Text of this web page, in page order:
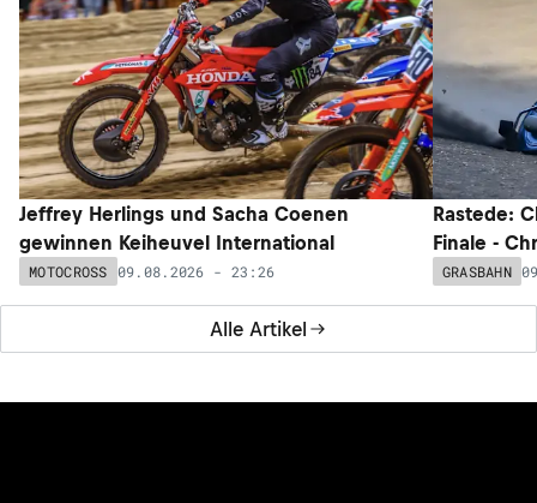
Alle Artikel
Jeffrey Herlings und Sacha Coenen
gewinnen Keiheuvel International
MOTOCROSS 09.08.2026 - 23:26
Rastede:
Finale -
GRASBAHN